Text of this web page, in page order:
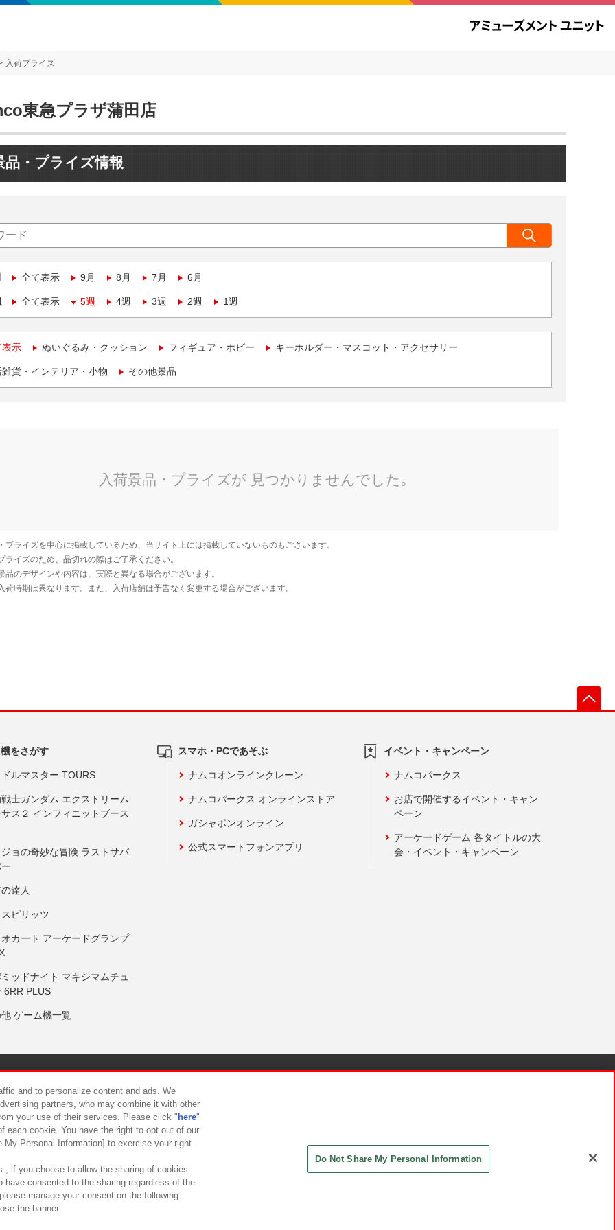
入荷プライズ
東急プラザ蒲田店
品・プライズ情報
全て表示 9月 8月 7月 6月
全て表示 5週 4週 3週 2週 1週
表示 ぬいぐるみ・クッション フィギュア・ホビー キーホルダー・マスコット・アクセサリー
貨・インテリア・小物 その他景品
をさがす
ルマスター TOURS
士ガンダム エクストリーム
ス２ インフィニットブース
ョの奇妙な冒険 ラストサバ
達人
ピリッツ
カート アーケードグランプ
ッドナイト マキシマムチュ
6RR PLUS
ゲーム機一覧
スマホ・PCであそぶ
ナムコオンラインクレーン
ナムコパークス オンラインストア
ガシャポンオンライン
公式スマートフォンアプリ
イベント・キャンペーン
ナムコパークス
お店で開催するイベント・キャン
ペーン
アーケードゲーム 各タイトルの大
会・イベント・キャンペーン
について カスタマーハラスメント対応方針
and to personalize content and ads. We
partners, who may combine it with other
your use of their services. Please click " here"
each cookie. You have the right to opt out of our
Personal Information] to exercise your right.
, if you choose to allow the sharing of cookies
have consented to the sharing regardless of the
manage your consent on the following
the banner.
Do Not Share My Personal Information